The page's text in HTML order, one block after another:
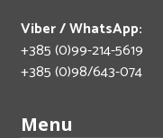
Viber / WhatsApp:
+385 (0)99-214-5619
+385 (0)98/643-074
Menu